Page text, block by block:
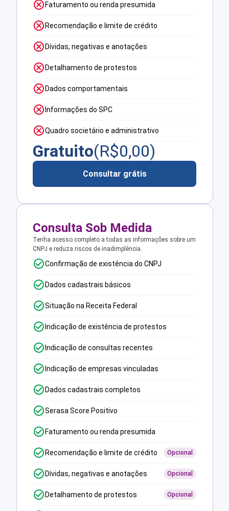
Faturamento ou renda presumida
Recomendação e limite de crédito
Dívidas, negativas e anotações
Detalhamento de protestos
Dados comportamentais
Informações do SPC
Quadro societário e administrativo
Gratuito(R$0,00)
Consultar grátis
Consulta Sob Medida
Tenha acesso completo a todas as informações sobre um
CNPJ e reduza riscos de inadimplência.
Confirmação de existência do CNPJ
Dados cadastrais básicos
Situação na Receita Federal
Indicação de existência de protestos
Indicação de consultas recentes
Indicação de empresas vinculadas
Dados cadastrais completos
Serasa Score Positivo
Faturamento ou renda presumida
Recomendação e limite de crédito Opcional
Dívidas, negativas e anotações Opcional
Detalhamento de protestos Opcional